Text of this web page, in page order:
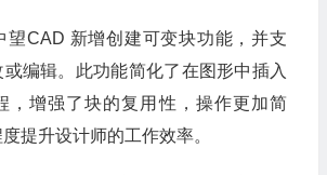
望CAD 新增创建可变块功能，并支
编辑。此功能简化了在图形中插入
，增强了块的复用性，操作更加简
提升设计师的工作效率。